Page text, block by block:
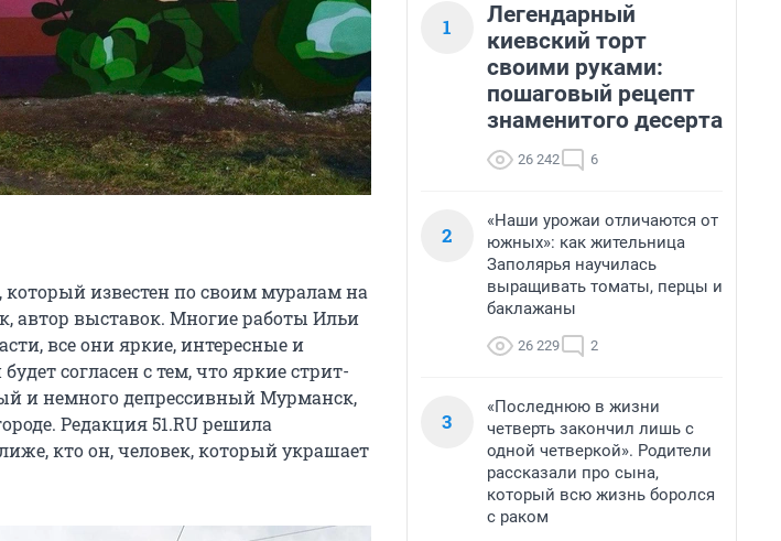
известен по своим муралам на
автор выставок. Многие работы Ильи
все они яркие, интересные и
согласен с тем, что яркие стрит-
и немного депрессивный Мурманск,
Редакция 51.RU решила
кто он, человек, который украшает
1
Легендарный
киевский торт
своими руками:
пошаговый рецепт
знаменитого десерта
26 242 6
2
«Наши урожаи отличаются от
южных»: как жительница
Заполярья научилась
выращивать томаты, перцы и
баклажаны
26 229 2
3
«Последнюю в жизни
четверть закончил лишь с
одной четверкой». Родители
рассказали про сына,
который всю жизнь боролся
с раком